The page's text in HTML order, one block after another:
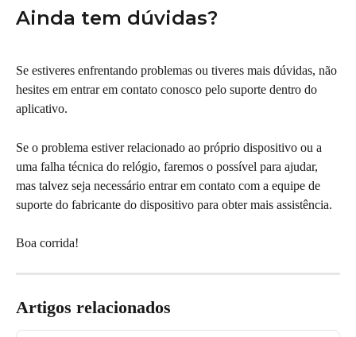
Ainda tem dúvidas?
Se estiveres enfrentando problemas ou tiveres mais dúvidas, não
hesites em entrar em contato conosco pelo suporte dentro do
aplicativo.
Se o problema estiver relacionado ao próprio dispositivo ou a
uma falha técnica do relógio, faremos o possível para ajudar,
mas talvez seja necessário entrar em contato com a equipe de
suporte do fabricante do dispositivo para obter mais assistência.
Boa corrida!
Artigos relacionados